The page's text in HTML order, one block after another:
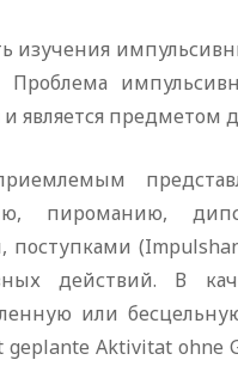
изучения
является предметом
пироманию,
поступками
действий. В
или
geplante Aktivitat ohne